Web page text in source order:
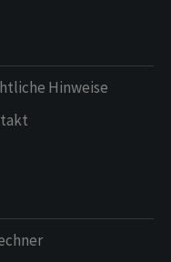
Hinweise